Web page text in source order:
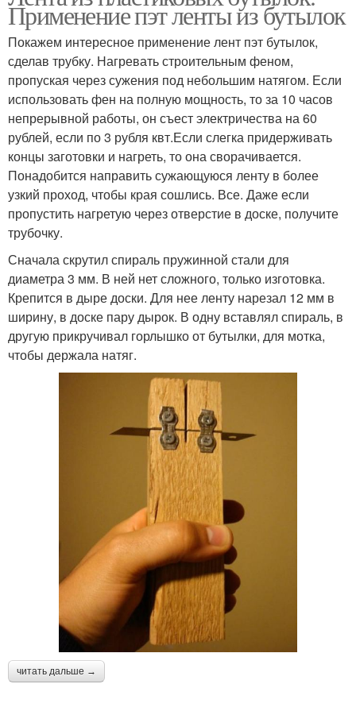
Применение пэт ленты из бутылок
Покажем интересное применение лент пэт бутылок,
сделав трубку. Нагревать строительным феном,
пропуская через сужения под небольшим натягом. Если
использовать фен на полную мощность, то за 10 часов
непрерывной работы, он съест электричества на 60
рублей, если по 3 рубля квт.Если слегка придерживать
концы заготовки и нагреть, то она сворачивается.
Понадобится направить сужающуюся ленту в более
узкий проход, чтобы края сошлись. Все. Даже если
пропустить нагретую через отверстие в доске, получите
трубочку.
Сначала скрутил спираль пружинной стали для
диаметра 3 мм. В ней нет сложного, только изготовка.
Крепится в дыре доски. Для нее ленту нарезал 12 мм в
ширину, в доске пару дырок. В одну вставлял спираль, в
другую прикручивал горлышко от бутылки, для мотка,
чтобы держала натяг.
читать дальше →